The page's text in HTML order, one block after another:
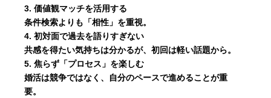
価値観マッチを活用する
条件検索よりも「相性」を重視。
初対面で過去を語りすぎない
共感を得たい気持ちは分かるが、初回は軽い話題から。
焦らず「プロセス」を楽しむ
婚活は競争ではなく、自分のペースで進めることが重
要。